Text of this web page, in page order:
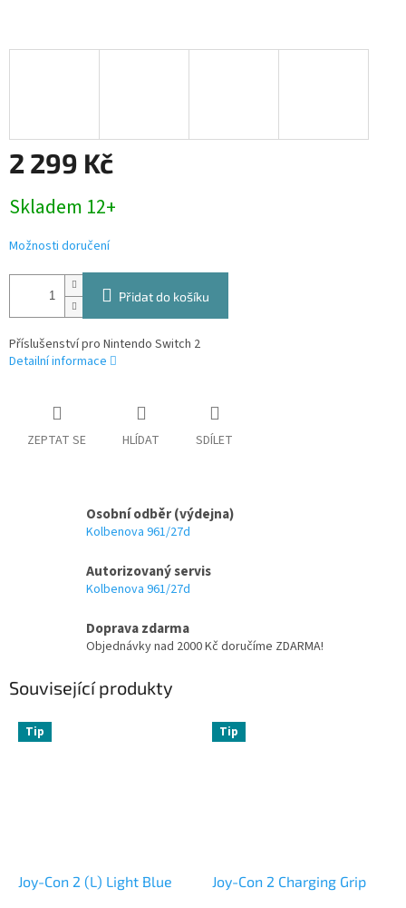
2 299 Kč
cena:
Skladem 12+
Možnosti doručení
Přidat do košíku
Příslušenství pro Nintendo Switch 2
Detailní informace
ZEPTAT SE HLÍDAT SDÍLET
Osobní odběr (výdejna)
Kolbenova 961/27d
Autorizovaný servis
Kolbenova 961/27d
Doprava zdarma
Objednávky nad 2000 Kč doručíme ZDARMA!
Související produkty
Tip
Joy-Con 2 (L) Light Blue
Tip
Joy-Con 2 Charging Grip